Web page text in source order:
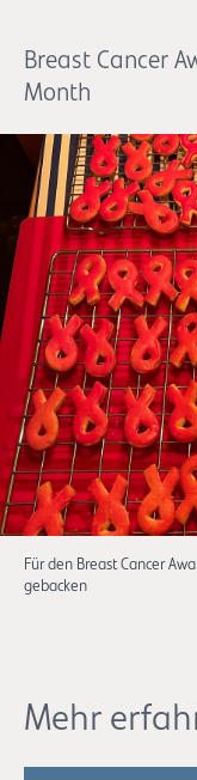
Breast Cancer
Month
Für den Breast Cancer
gebacken
Mehr